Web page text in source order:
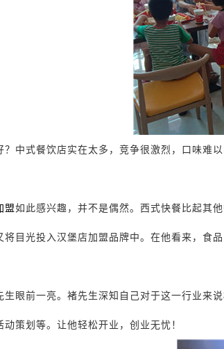
？中式餐饮店实在太多，竞争很激烈，口味难
盟如此感兴趣，并不是偶然。西式快餐比起其
将目光投入汉堡店加盟品牌中。在他看来，食
眼前一亮。褚先生深知自己对于这一行业来
策划等。让他轻松开业，创业无忧！